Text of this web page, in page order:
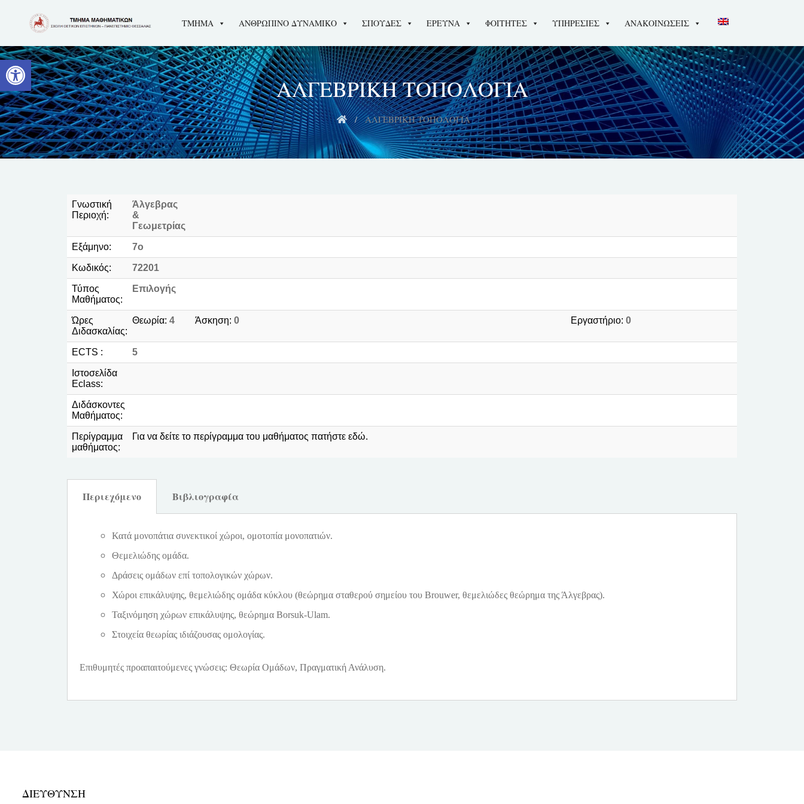
Ανοίξτε τη γραμμή εργαλείων
ΤΜΗΜΑ ΑΝΘΡΩΠΙΝΟ ΔΥΝΑΜΙΚΟ ΣΠΟΥΔΕΣ ΕΡΕΥΝΑ ΦΟΙΤΗΤΕΣ ΥΠΗΡΕΣΙΕΣ ΑΝΑΚΟΙΝΩΣΕΙΣ
ΑΛΓΕΒΡΙΚΗ ΤΟΠΟΛΟΓΙΑ
ΑΛΓΕΒΡΙΚΗ ΤΟΠΟΛΟΓΙΑ
Γνωστική
Περιοχή:
Άλγεβρας
&
Γεωμετρίας
Εξάμηνο: 7ο
Κωδικός: 72201
Τύπος
Μαθήματος:
Επιλογής
Ώρες
Διδασκαλίας:
Θεωρία: 4 Άσκηση: 0 Εργαστήριο: 0
ECTS : 5
Ιστοσελίδα
Eclass:
Διδάσκοντες
Μαθήματος:
Περίγραμμα
μαθήματος:
Για να δείτε το περίγραμμα του μαθήματος πατήστε εδώ.
Περιεχόμενο Βιβλιογραφία
Κατά μονοπάτια συνεκτικοί χώροι, ομοτοπία μονοπατιών.
Θεμελιώδης ομάδα.
Δράσεις ομάδων επί τοπολογικών χώρων.
Χώροι επικάλυψης, θεμελιώδης ομάδα κύκλου (θεώρημα σταθερού σημείου του Brouwer, θεμελιώδες θεώρημα της Άλγεβρας).
Ταξινόμηση χώρων επικάλυψης, θεώρημα Borsuk-Ulam.
Στοιχεία θεωρίας ιδιάζουσας ομολογίας.
Επιθυμητές προαπαιτούμενες γνώσεις: Θεωρία Ομάδων, Πραγματική Ανάλυση.
ΔΙΕΥΘΥΝΣΗ